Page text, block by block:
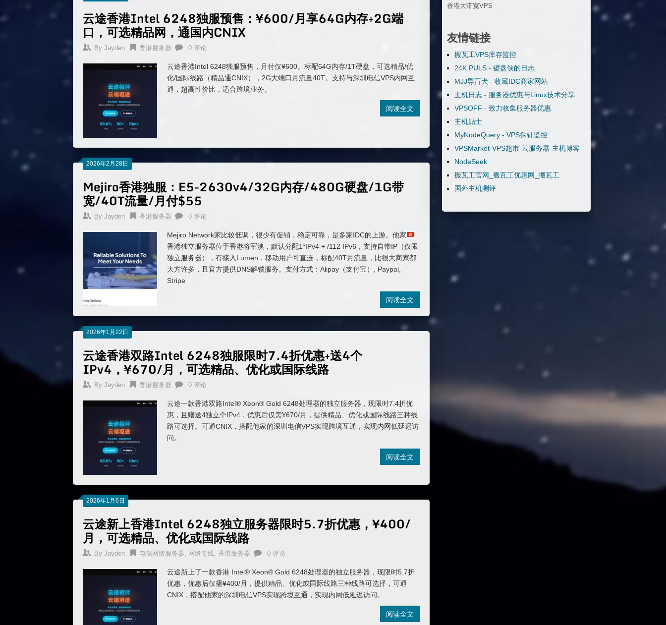
云途香港Intel 6248独服预售：¥600/月享64G内存+2G端
口，可选精品网，通国内CNIX
By Jayden 香港服务器 0 评论
云途香港Intel 6248独服预售，月付仅¥600。标配64G内存/1T硬盘，可选精品/优
化/国际线路（精品通CNIX），2G大端口月流量40T。支持与深圳电信VPS内网互
通，超高性价比，适合跨境业务。
阅读全文
2026年2月28日
Mejiro香港独服：E5-2630v4/32G内存/480G硬盘/1G带
宽/40T流量/月付$55
By Jayden 香港服务器 0 评论
Mejiro Network家比较低调，很少有促销，稳定可靠，是多家IDC的上游。他家
香港独立服务器位于香港将军澳，默认分配1*IPv4 + /112 IPv6，支持自带IP（仅限
独立服务器），有接入Lumen，移动用户可直连，标配40T月流量，比很大商家都
大方许多，且官方提供DNS解锁服务。支付方式：Alipay（支付宝）, Paypal,
Stripe
阅读全文
2026年1月22日
云途香港双路Intel 6248独服限时7.4折优惠+送4个
IPv4，¥670/月，可选精品、优化或国际线路
By Jayden 香港服务器 0 评论
云途一款香港双路Intel® Xeon® Gold 6248处理器的独立服务器，现限时7.4折优
惠，且赠送4独立个IPv4，优惠后仅需¥670/月，提供精品、优化或国际线路三种线
路可选择。可通CNIX，搭配他家的深圳电信VPS实现跨境互通，实现内网低延迟访
问。
阅读全文
2026年1月6日
云途新上香港Intel 6248独立服务器限时5.7折优惠，¥400/
月，可选精品、优化或国际线路
By Jayden 电信网络服务器, 网络专线, 香港服务器 0 评论
云途新上了一款香港 Intel® Xeon® Gold 6248处理器的独立服务器，现限时5.7折
优惠，优惠后仅需¥400/月，提供精品、优化或国际线路三种线路可选择，可通
CNIX，搭配他家的深圳电信VPS实现跨境互通，实现内网低延迟访问。
阅读全文
香港大带宽VPS
友情链接
搬瓦工VPS库存监控
24K PULS - 键盘侠的日志
MJJ导盲犬 - 收藏IDC商家网站
主机日志 - 服务器优惠与Linux技术分享
VPSOFF - 致力收集服务器优惠
主机贴士
MyNodeQuery - VPS探针监控
VPSMarket-VPS超市-云服务器-主机博客
NodeSeek
搬瓦工官网_搬瓦工优惠网_搬瓦工
国外主机测评